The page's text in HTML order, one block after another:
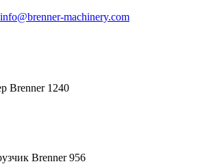
info@brenner-machinery.com
Brenner 1240
Brenner 956